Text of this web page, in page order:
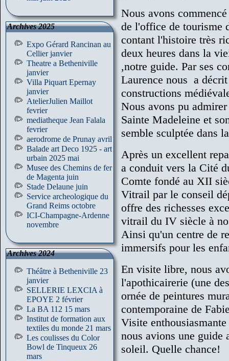
Archives 2025
Expo Gérard Rancinan au
Cellier janvier
Theatre a Betheniville
janvier
Villa Piquart Epernay
janvier
AtelierJulien Maillot
fevrier
mediatheque Jean Falala
fevrier
aerodrome de Prunay avril
Balade art Deco 1925 - art
urbain 2025 mai
Musee des Chemins de fer
de Magenta juin
Stade Delaune juin
Service archeologique du
Grand Reims octobre
ICI-Champagne-Ardenne
novembre
Archives 2024
Théâtre à Betheniville 23
janvier
SELLERIE LEXCIA à
EPOYE 2 février
La BA 112 15 mars
Institut de formation aux
textiles du monde 21 mars
Les coulisses du Color
Bowl de Tinqueux 26
mars
Nous avons
de l'office de tourisme
contant l'histoire très
deux heures dans la
,notre guide. Par ses
Laurence nous a
constructions
Nous avons pu
Sainte Madeleine et
semble sculptée dans
Après un excellent
a conduit vers la Cité
Comte fondé au XII
Vitrail par le conseil
offre des richesses
vitrail du IV siècle à
Ainsi qu'un centre de
immersifs pour les
En visite libre, nous
l'apothicairerie (une
ornée de peintures
contemporaine de
Visite
nous avions une guide
soleil. Quelle chance!